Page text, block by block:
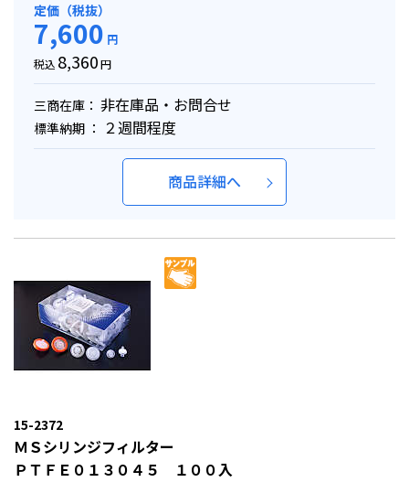
定価（税抜）
7,600 円
税込 8,360円
三商在庫： 非在庫品・お問合せ
標準納期 ： ２週間程度
商品詳細へ
15-2372
ＭＳシリンジフィルター
ＰＴＦＥ０１３０４５ １００入